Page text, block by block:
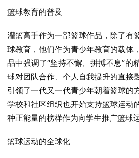
篮球教育的普及
灌篮高手作为一部篮球作品，除了有
球教育，他们作为青少年教育的载体
品中强调了“坚持不懈、拼搏不息”的
球对团队合作、个人自我提升的直接
引领了一代又一代青少年朝着篮球的
学校和社区组织也开始支持篮球运动
种正能量的榜样作为向学生推广篮球
篮球运动的全球化